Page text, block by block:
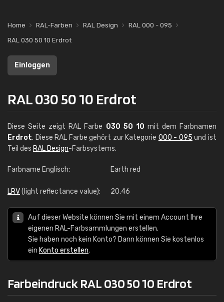
Home RAL-Farben RAL Design
RAL 000 - 095
RAL 030 50 10 Erdrot
Einloggen
RAL 030 50 10 Erdrot
Diese Seite zeigt RAL Farbe 030 50 10 mit dem Farbnamen
Erdrot. Diese RAL Farbe gehört zur Kategorie 000 - 095 und ist
Teil des RAL Design-Farbsystems.
Farbname Englisch: Earth red
LRV(light reflectance value): 20,46
Auf dieser Website können Sie mit einem Account Ihre
eigenen RAL-Farbsammlungen erstellen.
Sie haben noch kein Konto? Dann können Sie kostenlos
ein Konto erstellen.
Farbeindruck RAL 030 50 10 Erdrot